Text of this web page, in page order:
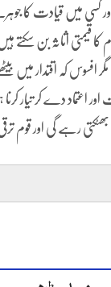
میں قیادت کا
قیمتی اثاثہ بن سکتے
کہ اقتدار میں
اعتماد دے کر تیار
رہے گی اور قوم